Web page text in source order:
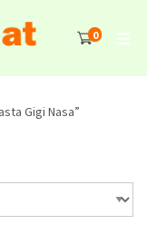
0
Gigi Nasa”